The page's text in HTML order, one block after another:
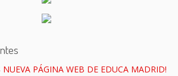
NUEVA PÁGINA WEB DE EDUCA MADRID!